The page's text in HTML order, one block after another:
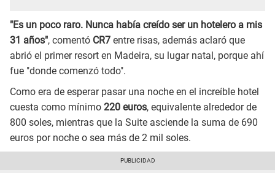
"Es un poco raro. Nunca había creído ser un hotelero a mis
31 años", comentó CR7 entre risas, además aclaró que
abrió el primer resort en Madeira, su lugar natal, porque ahí
fue "donde comenzó todo".
Como era de esperar pasar una noche en el increíble hotel
cuesta como mínimo 220 euros, equivalente alrededor de
800 soles, mientras que la Suite asciende la suma de 690
euros por noche o sea más de 2 mil soles.